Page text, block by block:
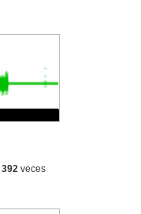
392 veces